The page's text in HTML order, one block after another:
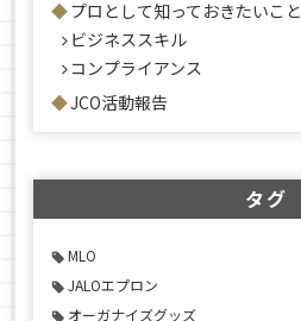
プロとして知っておきたいこと
ビジネススキル
コンプライアンス
JCO活動報告
タグ
MLO
JALOエプロン
オーガナイズグッズ